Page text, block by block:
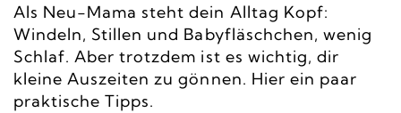
Als Neu-Mama steht dein Alltag Kopf:
Windeln, Stillen und Babyfläschchen, wenig
Schlaf. Aber trotzdem ist es wichtig, dir
kleine Auszeiten zu gönnen. Hier ein paar
praktische Tipps.